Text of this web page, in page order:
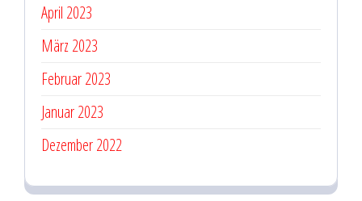
April 2023
März 2023
Februar 2023
Januar 2023
Dezember 2022